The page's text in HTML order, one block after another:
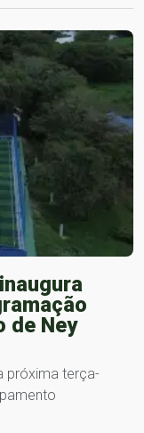
de Ney
próxima terça-